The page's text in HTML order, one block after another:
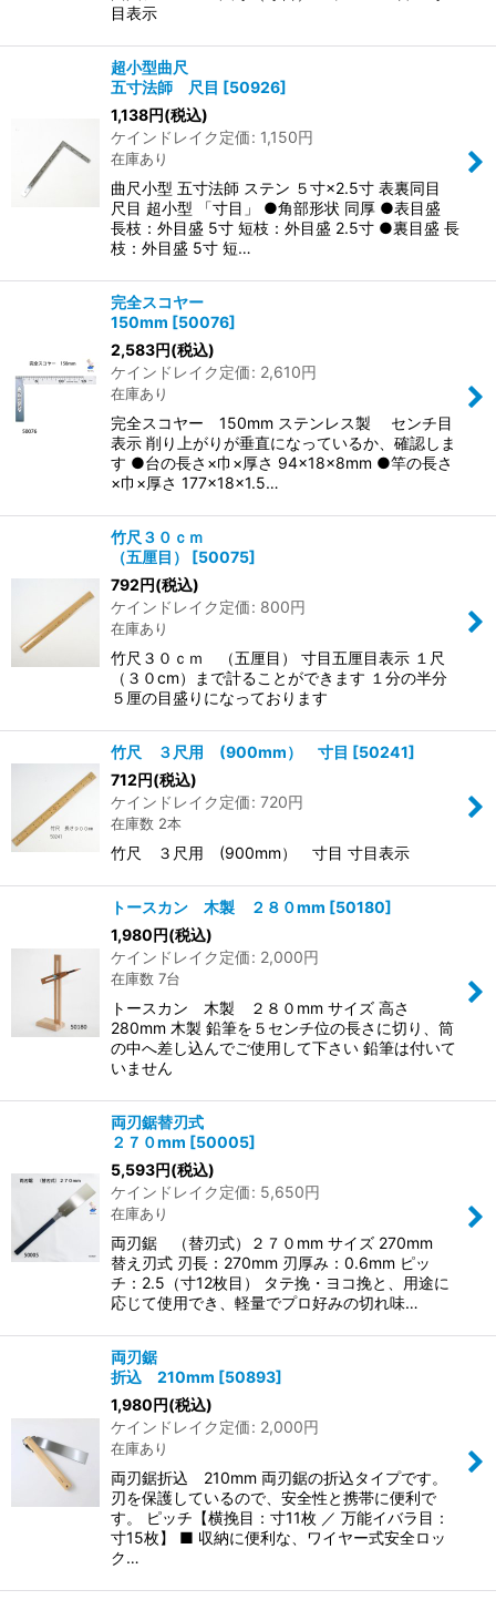
目表示
超小型曲尺
五寸法師 尺目 [50926]
1,138円(税込)
ケインドレイク定価: 1,150円
在庫あり
曲尺小型 五寸法師 ステン ５寸×2.5寸 表裏同目
尺目 超小型 「寸目」 ●角部形状 同厚 ●表目盛
長枝：外目盛 5寸 短枝：外目盛 2.5寸 ●裏目盛 長
枝：外目盛 5寸 短…
完全スコヤー
150mm [50076]
2,583円(税込)
ケインドレイク定価: 2,610円
在庫あり
完全スコヤー 150mm ステンレス製 センチ目
表示 削り上がりが垂直になっているか、確認しま
す ●台の長さ×巾×厚さ 94×18×8mm ●竿の長さ
×巾×厚さ 177×18×1.5…
竹尺３０ｃｍ
（五厘目）
[50075]
792円(税込)
ケインドレイク定価: 800円
在庫あり
竹尺３０ｃｍ （五厘目） 寸目五厘目表示 １尺
（３０cm）まで計ることができます １分の半分
５厘の目盛りになっております
竹尺 ３尺用 (900mm） 寸目 [50241]
712円(税込)
ケインドレイク定価: 720円
在庫数 2本
竹尺 ３尺用 (900mm） 寸目 寸目表示
トースカン 木製 ２８０mm [50180]
1,980円(税込)
ケインドレイク定価: 2,000円
在庫数 7台
トースカン 木製 ２８０mm サイズ 高さ
280mm 木製 鉛筆を５センチ位の長さに切り、筒
の中へ差し込んでご使用して下さい 鉛筆は付いて
いません
両刃鋸替刃式
２７０mm [50005]
5,593円(税込)
ケインドレイク定価: 5,650円
在庫あり
両刃鋸 （替刃式）２７０mm サイズ 270mm
替え刃式 刃長：270mm 刃厚み：0.6mm ピッ
チ：2.5（寸12枚目） タテ挽・ヨコ挽と、用途に
応じて使用でき、軽量でプロ好みの切れ味…
両刃鋸
折込 210mm [50893]
1,980円(税込)
ケインドレイク定価: 2,000円
在庫あり
両刃鋸折込 210mm 両刃鋸の折込タイプです。
刃を保護しているので、安全性と携帯に便利で
す。 ピッチ【横挽目：寸11枚 ／ 万能イバラ目：
寸15枚】 ■ 収納に便利な、ワイヤー式安全ロッ
ク…